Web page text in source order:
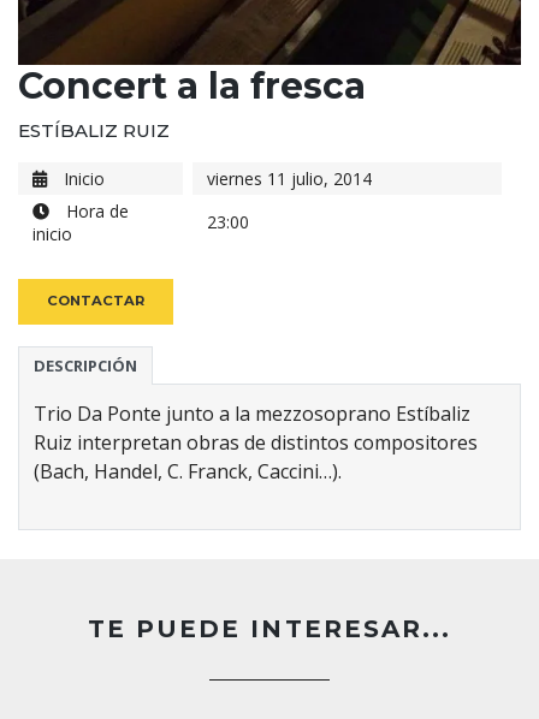
Concert a la fresca
ESTÍBALIZ RUIZ
Inicio
viernes 11 julio, 2014
Hora de
inicio
23:00
CONTACTAR
DESCRIPCIÓN
Trio Da Ponte junto a la mezzosoprano Estíbaliz
Ruiz interpretan obras de distintos compositores
(Bach, Handel, C. Franck, Caccini…).
TE PUEDE INTERESAR...